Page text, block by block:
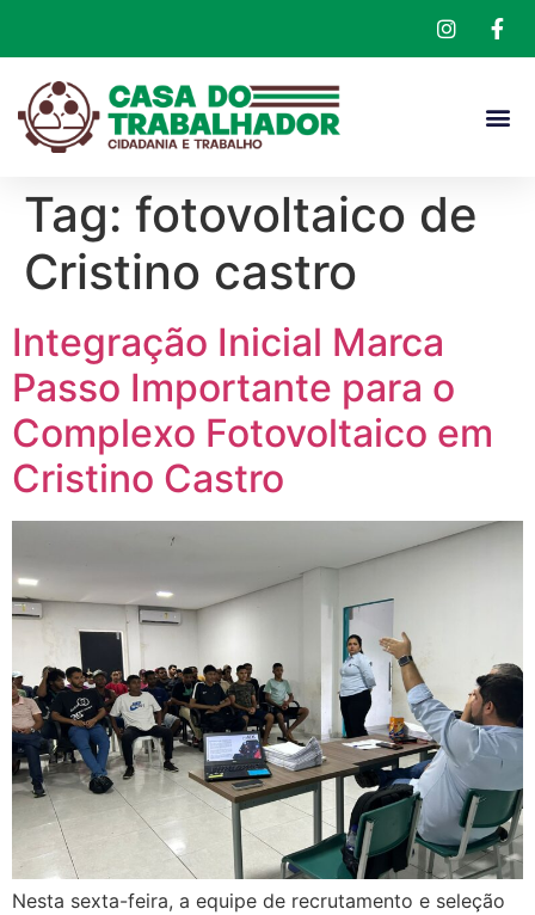
Tag: fotovoltaico de
Cristino castro
Integração Inicial Marca
Passo Importante para o
Complexo Fotovoltaico em
Cristino Castro
Nesta sexta-feira, a equipe de recrutamento e seleção